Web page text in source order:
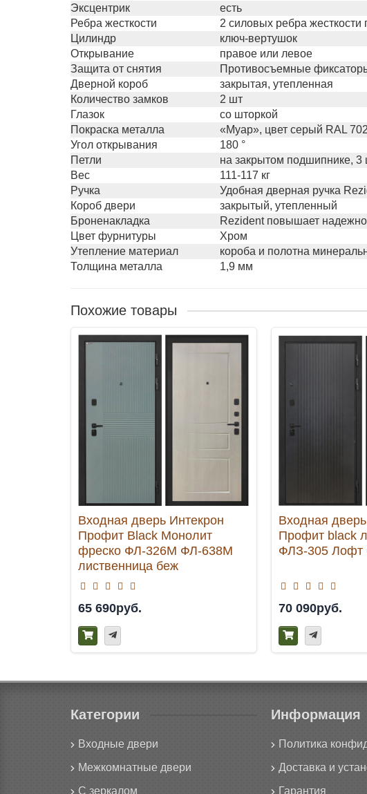
Эксцентрик
есть
Ребра жесткости
2 силовых ребра
Цилиндр
ключ-вертушок
Открывание
правое или левое
Защита от снятия
Противосъемные
Дверной короб
закрытая, утепленная
Количество замков
2 шт
Глазок
со шторкой
Покраска металла
«Муар», цвет серый RAL
Угол открывания
180 °
Петли
на закрытом подшипнике, 3
Вес
111-117 кг
Ручка
Удобная дверная ручка
Короб двери
закрытый, утепленный
Броненакладка
Rezident повышает
Цвет фурнитуры
Хром
Утепление материал
короба и полотна
Толщина металла
1,9 мм
Похожие товары
Входная дверь Интекрон
Профит Black Монолит
фреско ФЛ-326М ФЛ-638М
лиственница беж
65 690руб.
Входная
Профит black
ФЛЗ-305 Лофт
70 090руб.
Категории
Входные двери
Межкомнатные двери
С зеркалом
Информация
Политика
Доставка и
Гарантия